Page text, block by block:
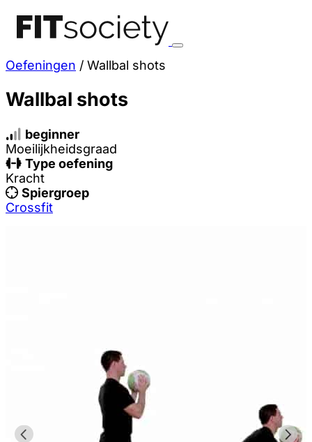
Oefeningen / Wallbal shots
Wallbal shots
beginner
Moeilijkheidsgraad
Type oefening
Kracht
Spiergroep
Crossfit